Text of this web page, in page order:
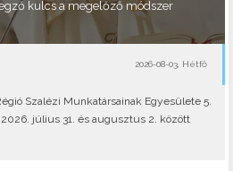
kulcs a megelőző módszer
2026-08-03, Hétfő
Szalézi Munkatársainak Egyesülete 5.
július 31. és augusztus 2. között